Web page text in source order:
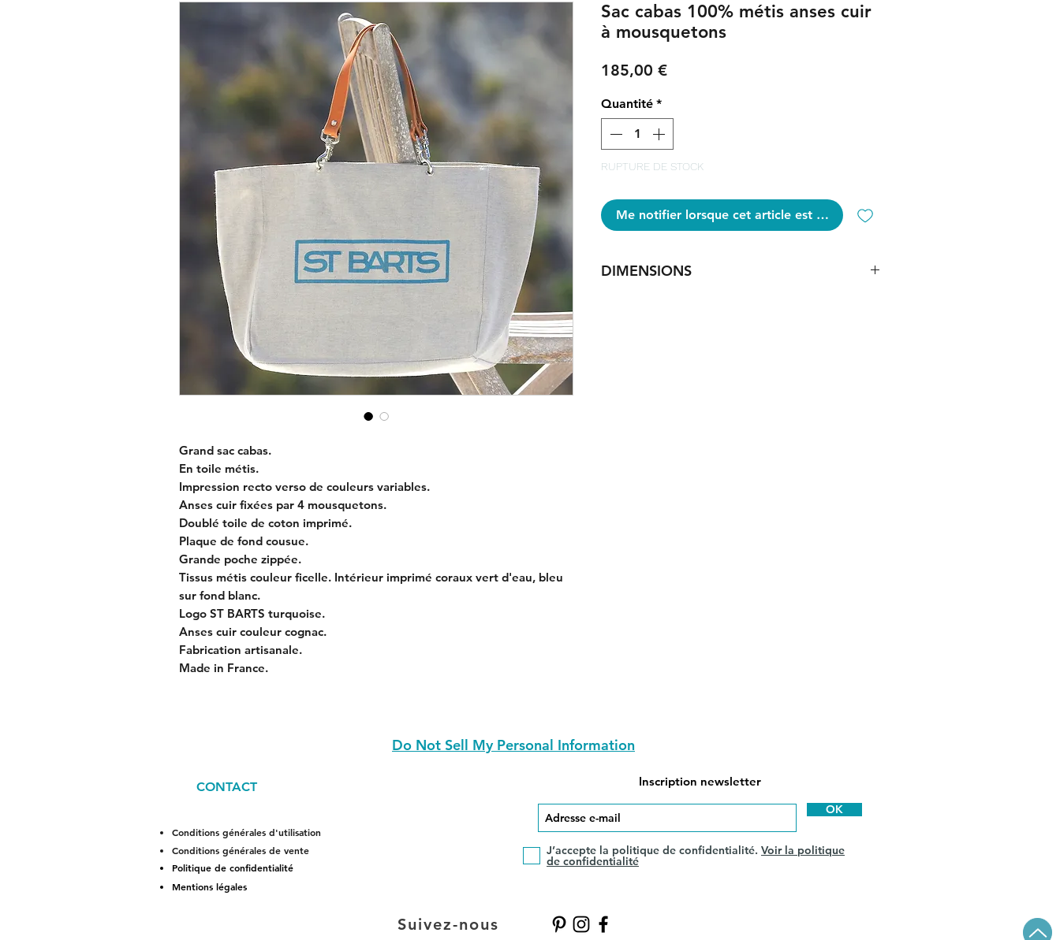
Grand sac cabas.
En toile métis.
Impression recto verso de couleurs variables.
Anses cuir fixées par 4 mousquetons.
Doublé toile de coton imprimé.
Plaque de fond cousue.
Grande poche zippée.
Tissus métis couleur ficelle. Intérieur imprimé coraux vert d'eau, bleu
sur fond blanc.
Logo ST BARTS turquoise.
Anses cuir couleur cognac.
Fabrication artisanale.
Made in France.
Sac cabas 100% métis anses cuir
à mousquetons
185,00 €Prix
Quantité *
RUPTURE DE STOCK
Me notifier lorsque cet article est disponible
DIMENSIONS
Do Not Sell My Personal Information
Inscription newsletter
OK
J’accepte la politique de confidentialité. Voir la politique
de confidentialité
CONTACT
Conditions générales d'utilisation
Conditions générales de vente
Politique de confidentialité
Mentions légales
Suivez-nous